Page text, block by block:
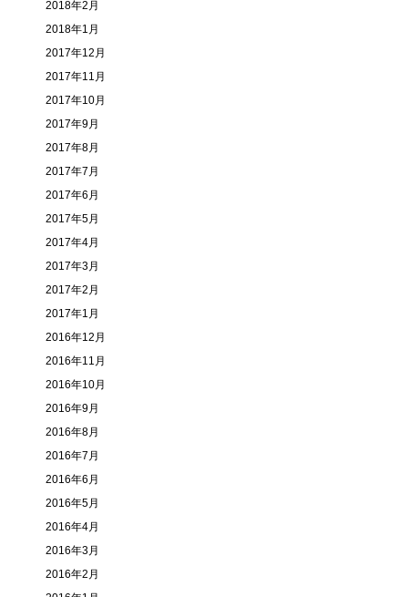
2018年2月
2018年1月
2017年12月
2017年11月
2017年10月
2017年9月
2017年8月
2017年7月
2017年6月
2017年5月
2017年4月
2017年3月
2017年2月
2017年1月
2016年12月
2016年11月
2016年10月
2016年9月
2016年8月
2016年7月
2016年6月
2016年5月
2016年4月
2016年3月
2016年2月